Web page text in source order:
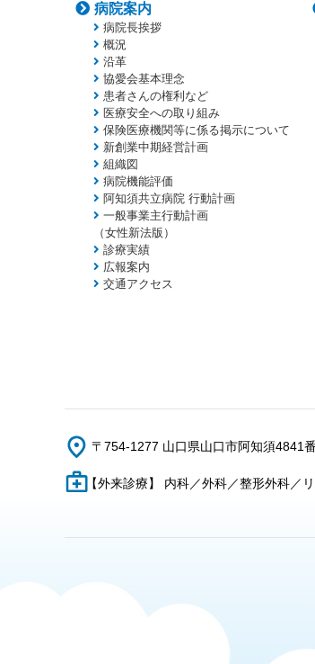
病院案内
病院長挨拶
概況
沿革
協愛会基本理念
患者さんの権利など
医療安全への取り組み
保険医療機関等に係る掲示について
新創業中期経営計画
組織図
病院機能評価
阿知須共立病院 行動計画
一般事業主行動計画
（女性新法版）
診療実績
広報案内
交通アクセス
〒754-1277 山口県山口市阿知須4841番
【外来診療】 内科／外科／整形外科／